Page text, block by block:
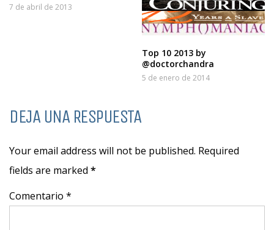
7 de abril de 2013
Top 10 2013 by
@doctorchandra
5 de enero de 2014
DEJA UNA RESPUESTA
Your email address will not be published. Required
fields are marked *
Comentario *